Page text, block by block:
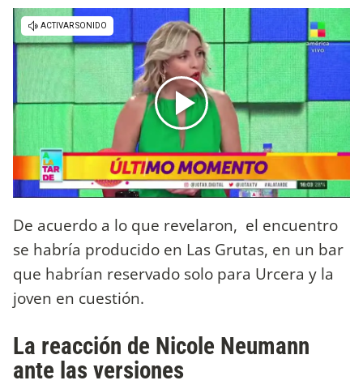
De acuerdo a lo que revelaron, el encuentro
se habría producido en Las Grutas, en un bar
que habrían reservado solo para Urcera y la
joven en cuestión.
La reacción de Nicole Neumann
ante las versiones